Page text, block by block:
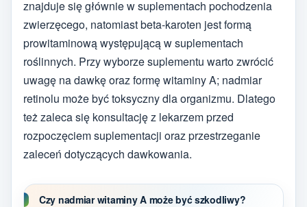
znajduje się głównie w suplementach pochodzenia
zwierzęcego, natomiast beta-karoten jest formą
prowitaminową występującą w suplementach
roślinnych. Przy wyborze suplementu warto zwrócić
uwagę na dawkę oraz formę witaminy A; nadmiar
retinolu może być toksyczny dla organizmu. Dlatego
też zaleca się konsultację z lekarzem przed
rozpoczęciem suplementacji oraz przestrzeganie
zaleceń dotyczących dawkowania.
Czy nadmiar witaminy A może być szkodliwy?